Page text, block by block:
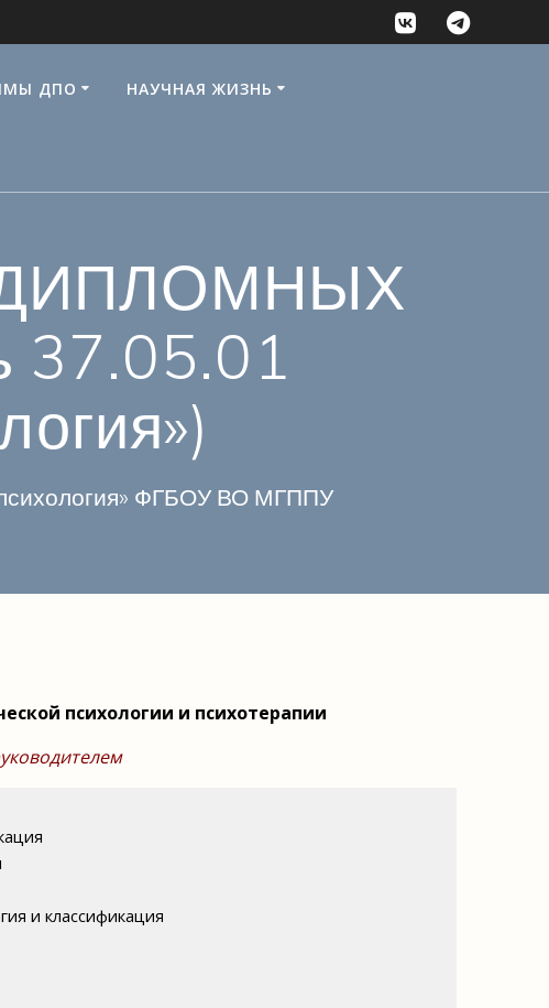
ДПО НАУЧНАЯ ЖИЗНЬ
37.05.01
психология» ФГБОУ ВО МГППУ
психологии и психотерапии
и классификация